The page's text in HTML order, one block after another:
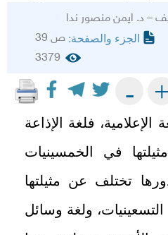
– د. ايمن منصور ندا
الجزء والصفحة: ص 39
3379
+
-
فلغة الإذاعة
في الخمسينيات
تختلف عن مثيلتها
ولغة وسائل